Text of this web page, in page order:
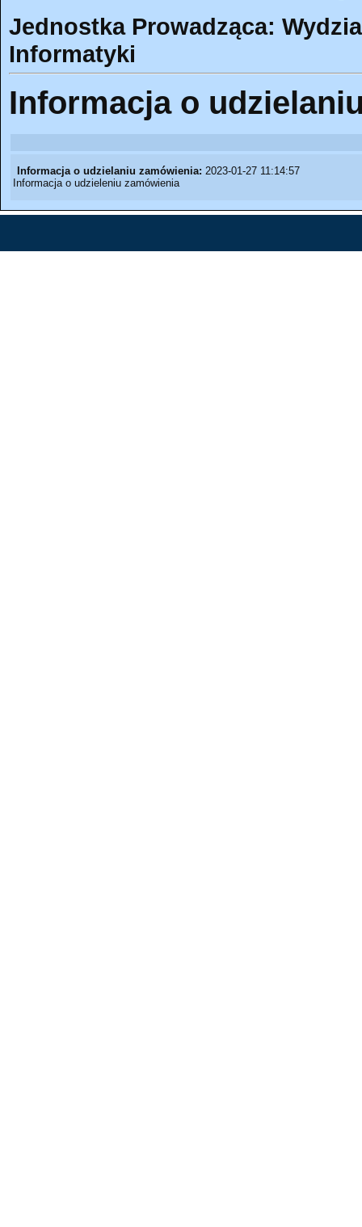
Jednostka Prowadząca:
Informatyki
Informacja o
Informacja o udzielaniu zamówienia: 2023-01-27 11:14:57
Informacja o udzieleniu zamówienia